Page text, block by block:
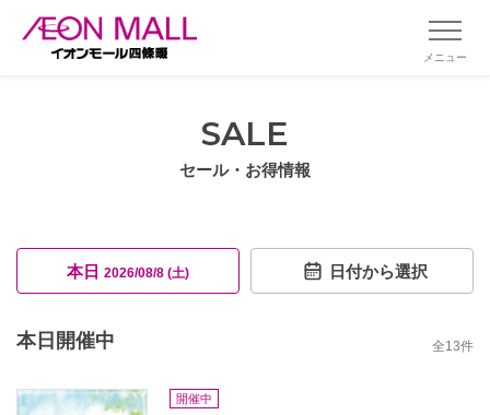
メニュー
SALE
セール・お得情報
本日 2026/08/8 (土) 日付から選択
本日開催中 全13件
開催中